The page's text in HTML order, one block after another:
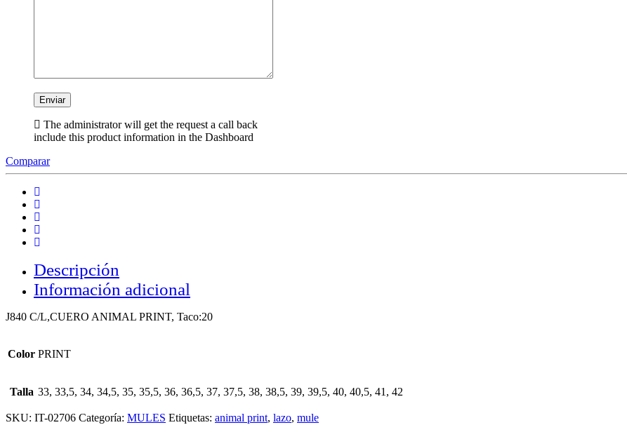
The administrator will get the request a call back
include this product information in the Dashboard
Comparar
Descripción
Información adicional
J840 C/L,CUERO ANIMAL PRINT, Taco:20
Color PRINT
Talla 33, 33,5, 34, 34,5, 35, 35,5, 36, 36,5, 37, 37,5, 38, 38,5, 39, 39,5, 40, 40,5, 41, 42
SKU: IT-02706 Categoría: MULES Etiquetas: animal print, lazo, mule